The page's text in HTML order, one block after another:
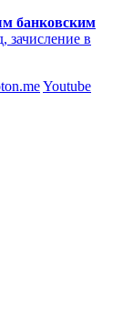
банковским
зачисление в
Youtube